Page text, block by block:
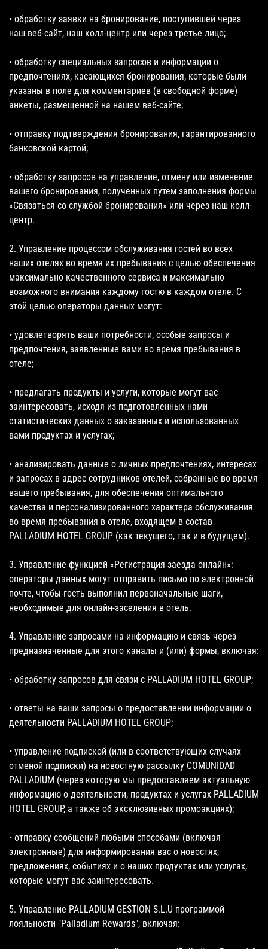
• обработку заявки на бронирование, поступившей через
наш веб-сайт, наш колл-центр или через третье лицо;
• обработку специальных запросов и информации о
предпочтениях, касающихся бронирования, которые были
указаны в поле для комментариев (в свободной форме)
анкеты, размещенной на нашем веб-сайте;
• отправку подтверждения бронирования, гарантированного
банковской картой;
• обработку запросов на управление, отмену или изменение
вашего бронирования, полученных путем заполнения формы
«Связаться со службой бронирования» или через наш колл-
центр.
2. Управление процессом обслуживания гостей во всех
наших отелях во время их пребывания с целью обеспечения
максимально качественного сервиса и максимально
возможного внимания каждому гостю в каждом отеле. С
этой целью операторы данных могут:
• удовлетворять ваши потребности, особые запросы и
предпочтения, заявленные вами во время пребывания в
отеле;
• предлагать продукты и услуги, которые могут вас
заинтересовать, исходя из подготовленных нами
статистических данных о заказанных и использованных
вами продуктах и услугах;
• анализировать данные о личных предпочтениях, интересах
и запросах в адрес сотрудников отелей, собранные во время
вашего пребывания, для обеспечения оптимального
качества и персонализированного характера обслуживания
во время пребывания в отеле, входящем в состав
PALLADIUM HOTEL GROUP (как текущего, так и в будущем).
3. Управление функцией «Регистрация заезда онлайн»:
операторы данных могут отправить письмо по электронной
почте, чтобы гость выполнил первоначальные шаги,
необходимые для онлайн-заселения в отель.
4. Управление запросами на информацию и связь через
предназначенные для этого каналы и (или) формы, включая:
• обработку запросов для связи с PALLADIUM HOTEL GROUP;
• ответы на ваши запросы о предоставлении информации о
деятельности PALLADIUM HOTEL GROUP;
• управление подпиской (или в соответствующих случаях
отменой подписки) на новостную рассылку COMUNIDAD
PALLADIUM (через которую мы предоставляем актуальную
информацию о деятельности, продуктах и услугах PALLADIUM
HOTEL GROUP, а также об эксклюзивных промоакциях);
• отправку сообщений любыми способами (включая
электронные) для информирования вас о новостях,
предложениях, событиях и о наших продуктах или услугах,
которые могут вас заинтересовать.
5. Управление PALLADIUM GESTION S.L.U программой
лояльности "Palladium Rewards", включая: